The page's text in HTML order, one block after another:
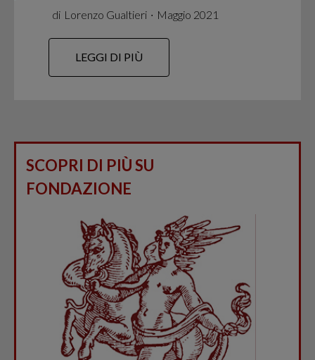
di Lorenzo Gualtieri ∙ Maggio 2021
LEGGI DI PIÙ
SCOPRI DI PIÙ SU
FONDAZIONE